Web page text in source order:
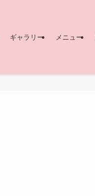
ギャラリー メニュー